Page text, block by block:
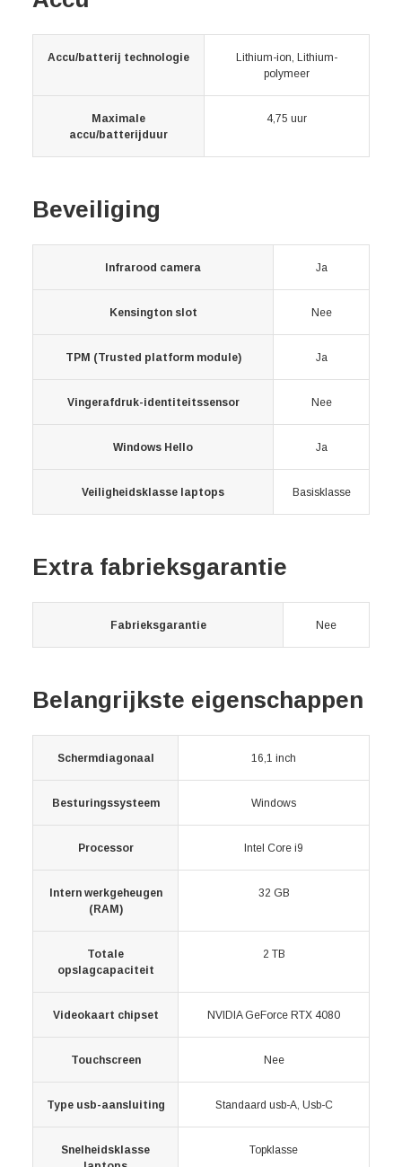
Accu/batterij technologie
Lithium-ion, Lithium-
polymeer
Maximale
accu/batterijduur
4,75 uur
Beveiliging
Infrarood camera Ja
Kensington slot Nee
TPM (Trusted platform module) Ja
Vingerafdruk-identiteitssensor Nee
Windows Hello Ja
Veiligheidsklasse laptops Basisklasse
Extra fabrieksgarantie
Fabrieksgarantie Nee
Belangrijkste eigenschappen
Schermdiagonaal 16,1 inch
Besturingssysteem Windows
Processor Intel Core i9
Intern werkgeheugen
(RAM)
32 GB
Totale
opslagcapaciteit
2 TB
Videokaart chipset NVIDIA GeForce RTX 4080
Touchscreen Nee
Type usb-aansluiting Standaard usb-A, Usb-C
Snelheidsklasse
Topklasse